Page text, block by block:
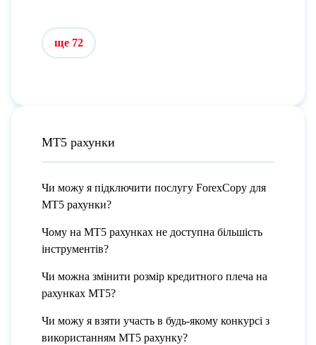
ще 72
МТ5 рахунки
Чи можу я підключити послугу ForexCopy для
МТ5 рахунки?
Чому на МТ5 рахунках не доступна більшість
інструментів?
Чи можна змінити розмір кредитного плеча на
рахунках МТ5?
Чи можу я взяти участь в будь-якому конкурсі з
використанням МТ5 рахунку?